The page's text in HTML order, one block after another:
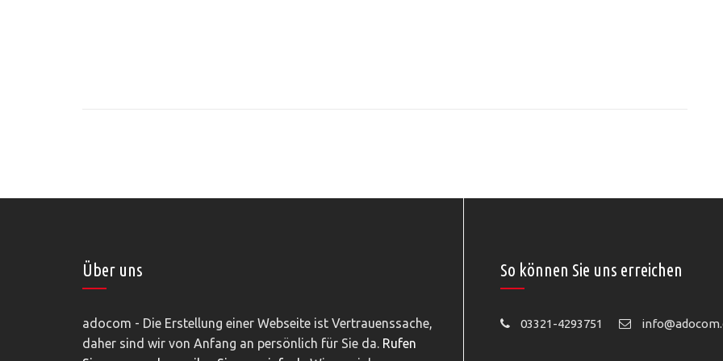
Über uns
adocom - Die Erstellung einer Webseite ist Vertrauenssache,
daher sind wir von Anfang an persönlich für Sie da. Rufen
So können Sie uns erreichen
03321-4293751